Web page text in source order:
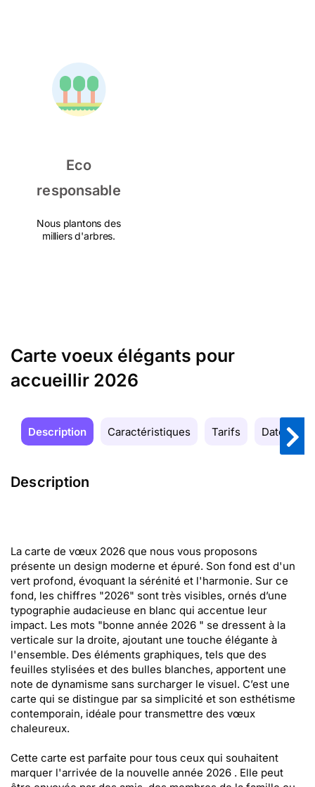
Eco
responsable
Nous plantons des
milliers d'arbres.
Carte voeux élégants pour
accueillir 2026
Description Caractéristiques Tarifs Date de
Description
La carte de vœux 2026 que nous vous proposons
présente un design moderne et épuré. Son fond est d'un
vert profond, évoquant la sérénité et l'harmonie. Sur ce
fond, les chiffres "2026" sont très visibles, ornés d’une
typographie audacieuse en blanc qui accentue leur
impact. Les mots "bonne année 2026 " se dressent à la
verticale sur la droite, ajoutant une touche élégante à
l'ensemble. Des éléments graphiques, tels que des
feuilles stylisées et des bulles blanches, apportent une
note de dynamisme sans surcharger le visuel. C’est une
carte qui se distingue par sa simplicité et son esthétisme
contemporain, idéale pour transmettre des vœux
chaleureux.
Cette carte est parfaite pour tous ceux qui souhaitent
marquer l'arrivée de la nouvelle année 2026 . Elle peut